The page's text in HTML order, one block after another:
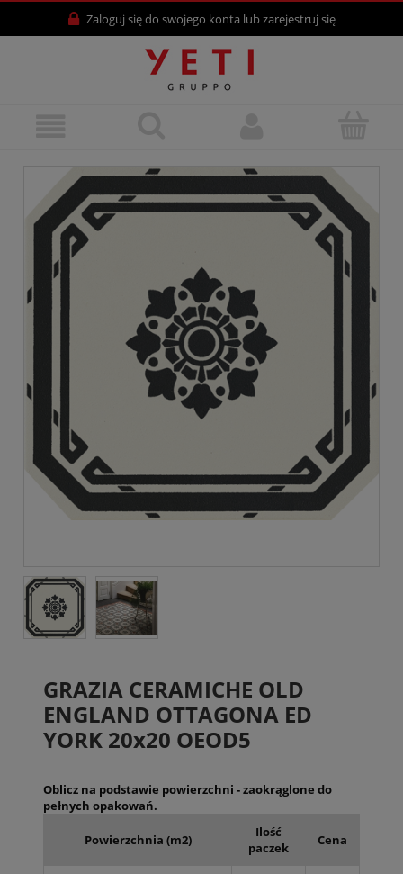
Zaloguj siędo swojego konta lubzarejestruj się
GRAZIA CERAMICHE OLD
ENGLAND OTTAGONA ED
YORK 20x20 OEOD5
Oblicz na podstawie powierzchni - zaokrąglone do
pełnych opakowań.
Powierzchnia (m2)
Ilość
paczek
Cena